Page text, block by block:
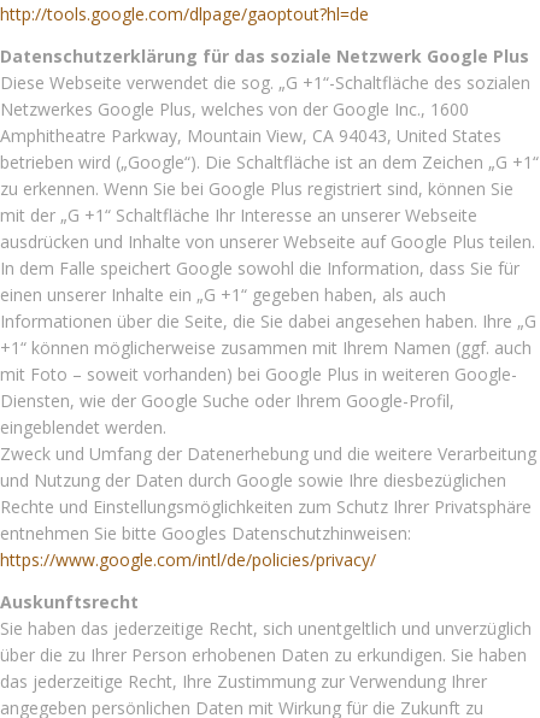
http://tools.google.com/dlpage/gaoptout?hl=de
Datenschutzerklärung für das soziale Netzwerk Google Plus
Diese Webseite verwendet die sog. „G +1“-Schaltfläche des sozialen
Netzwerkes Google Plus, welches von der Google Inc., 1600
Amphitheatre Parkway, Mountain View, CA 94043, United States
betrieben wird („Google“). Die Schaltfläche ist an dem Zeichen „G +1“
zu erkennen. Wenn Sie bei Google Plus registriert sind, können Sie
mit der „G +1“ Schaltfläche Ihr Interesse an unserer Webseite
ausdrücken und Inhalte von unserer Webseite auf Google Plus teilen.
In dem Falle speichert Google sowohl die Information, dass Sie für
einen unserer Inhalte ein „G +1“ gegeben haben, als auch
Informationen über die Seite, die Sie dabei angesehen haben. Ihre „G
+1“ können möglicherweise zusammen mit Ihrem Namen (ggf. auch
mit Foto – soweit vorhanden) bei Google Plus in weiteren Google-
Diensten, wie der Google Suche oder Ihrem Google-Profil,
eingeblendet werden.
Zweck und Umfang der Datenerhebung und die weitere Verarbeitung
und Nutzung der Daten durch Google sowie Ihre diesbezüglichen
Rechte und Einstellungsmöglichkeiten zum Schutz Ihrer Privatsphäre
entnehmen Sie bitte Googles Datenschutzhinweisen:
https://www.google.com/intl/de/policies/privacy/
Auskunftsrecht
Sie haben das jederzeitige Recht, sich unentgeltlich und unverzüglich
über die zu Ihrer Person erhobenen Daten zu erkundigen. Sie haben
das jederzeitige Recht, Ihre Zustimmung zur Verwendung Ihrer
angegeben persönlichen Daten mit Wirkung für die Zukunft zu